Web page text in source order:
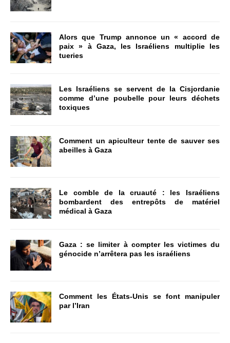
Alors que Trump annonce un « accord de
paix » à Gaza, les Israéliens multiplie les
tueries
Les Israéliens se servent de la Cisjordanie
comme d’une poubelle pour leurs déchets
toxiques
Comment un apiculteur tente de sauver ses
abeilles à Gaza
Le comble de la cruauté : les Israéliens
bombardent des entrepôts de matériel
médical à Gaza
Gaza : se limiter à compter les victimes du
génocide n’arrêtera pas les israéliens
Comment les États-Unis se font manipuler
par l’Iran